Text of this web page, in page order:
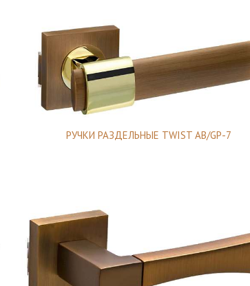
РУЧКИ РАЗДЕЛЬНЫЕ TWIST AB/GP-7